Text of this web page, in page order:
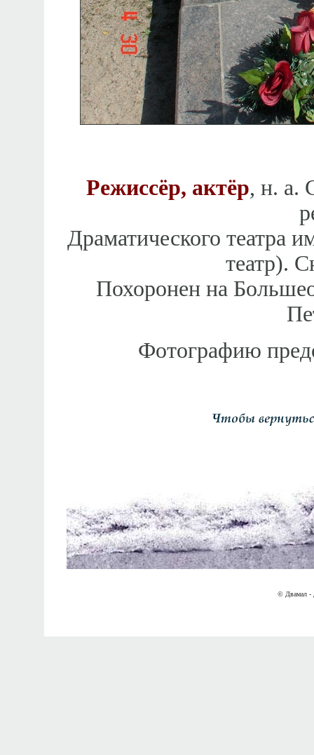
Режиссёр, актёр, н. а.
Драматического театра
театр).
Похоронен на
Фотографию
© Двамал -